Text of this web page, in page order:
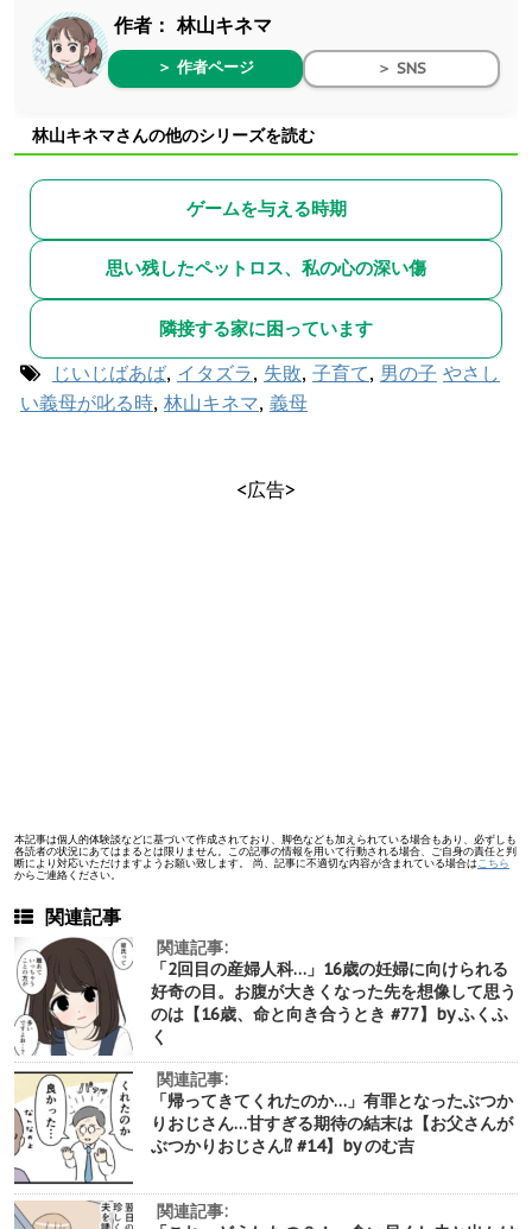
作者：林山キネマ
＞ 作者ページ ＞ SNS
林山キネマさんの他のシリーズを読む
ゲームを与える時期
思い残したペットロス、私の心の深い傷
隣接する家に困っています
じいじばあば, イタズラ, 失敗, 子育て, 男の子 やさし
い義母が叱る時, 林山キネマ, 義母
<広告>
本記事は個人的体験談などに基づいて作成されており、脚色なども加えられている場合もあり、必ずしも
各読者の状況にあてはまるとは限りません。この記事の情報を用いて行動される場合、ご自身の責任と判
断により対応いただけますようお願い致します。 尚、記事に不適切な内容が含まれている場合はこちら
からご連絡ください。
関連記事
関連記事:
「2回目の産婦人科…」16歳の妊婦に向けられる
好奇の目。お腹が大きくなった先を想像して思う
のは【16歳、命と向き合うとき #77】by ふくふ
く
関連記事:
「帰ってきてくれたのか…」有罪となったぶつか
りおじさん…甘すぎる期待の結末は【お父さんが
ぶつかりおじさん⁉︎ #14】by のむ吉
関連記事: